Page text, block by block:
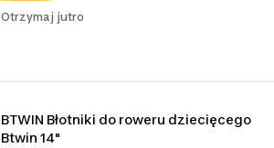
Otrzymaj jutro
BTWIN Błotniki do roweru dziecięcego
Btwin 14"